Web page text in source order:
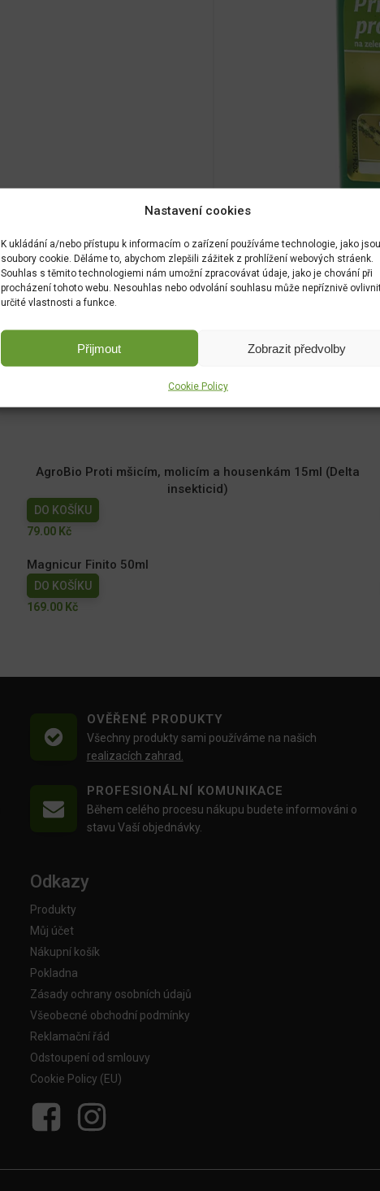
Nastavení cookies
K ukládání a/nebo přístupu k informacím o zařízení používáme technologie, jako jsou
soubory cookie. Děláme to, abychom zlepšili zážitek z prohlížení webových stráenk.
Souhlas s těmito technologiemi nám umožní zpracovávat údaje, jako je chování při
procházení tohoto webu. Nesouhlas nebo odvolání souhlasu může nepříznivě
určité vlastnosti a funkce.
Přijmout Zobrazit předvolby
Cookie Policy
AgroBio Proti mšicím, molicím a housenkám 15ml (Delta
insekticid)
DO KOŠÍKU
79.00 Kč
Magnicur Finito 50ml
DO KOŠÍKU
169.00 Kč
OVĚŘENÉ PRODUKTY
Všechny produkty sami používáme na našich
realizacích zahrad.
PROFESIONÁLNÍ KOMUNIKACE
Během celého procesu nákupu budete informováni o
stavu Vaší objednávky.
Odkazy
Produkty
Můj účet
Nákupní košík
Pokladna
Zásady ochrany osobních údajů
Všeobecné obchodní podmínky
Reklamační řád
Odstoupení od smlouvy
Cookie Policy (EU)